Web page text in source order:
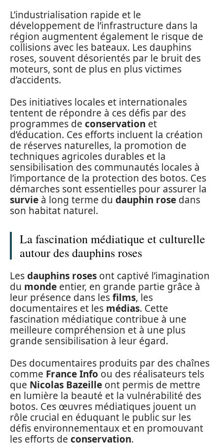
L’industrialisation rapide et le
développement de l’infrastructure dans la
région augmentent également le risque de
collisions avec les bateaux. Les dauphins
roses, souvent désorientés par le bruit des
moteurs, sont de plus en plus victimes
d’accidents.
Des initiatives locales et internationales
tentent de répondre à ces défis par des
programmes de conservation et
d’éducation. Ces efforts incluent la création
de réserves naturelles, la promotion de
techniques agricoles durables et la
sensibilisation des communautés locales à
l’importance de la protection des botos. Ces
démarches sont essentielles pour assurer la
survie à long terme du dauphin rose dans
son habitat naturel.
La fascination médiatique et culturelle
autour des dauphins roses
Lesdauphins roses ont captivé l’imagination
du monde entier, en grande partie grâce à
leur présence dans lesfilms, les
documentaires et les médias. Cette
fascination médiatique contribue à une
meilleure compréhension et à une plus
grande sensibilisation à leur égard.
Des documentaires produits par des chaînes
comme France Info ou des réalisateurs tels
que Nicolas Bazeille ont permis de mettre
en lumière la beauté et la vulnérabilité des
botos. Ces œuvres médiatiques jouent un
rôle crucial en éduquant le public sur les
défis environnementaux et en promouvant
les efforts de conservation.